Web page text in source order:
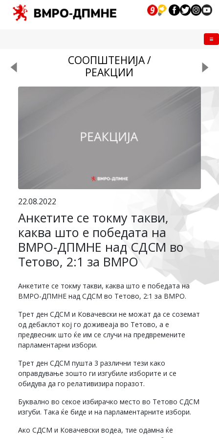
СООПШТЕНИЈА /
РЕАКЦИИ
22.08.2022
Анкетите се токму такви,
каква што е победата на
ВМРО-ДПМНЕ над СДСМ во
Тетово, 2:1 за ВМРО
Анкетите се токму такви, каква што е победата на
ВМРО-ДПМНЕ над СДСМ во Тетово, 2:1 за ВМРО.
Трет ден СДСМ и Ковачевски не можат да се соземат
од дебаклот кој го доживеаја во Тетово, а е
предвесник што ќе им се случи на предвремените
парламентарни избори.
Трет ден СДСМ пушта 3 различни тези како
оправдување зошто ги изгубиле изборите и се
обидува да го релативизира поразот.
Буквално во секое избирачко место во Тетово СДСМ
изгуби. Така ќе биде и на парламентарните избори.
Ако СДСМ и Ковачевски водеа, тие одамна ќе